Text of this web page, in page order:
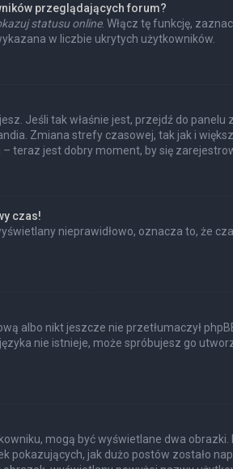
przeglądających forum?
statusu online. Włącz tę funkcję,
w liczbie ukrytych użytkowników.
Jeśli tak właśnie jest, przejdź do
Zmiana strefy czasowej, tak jak i
teraz jest dobry moment, by się
czas!
nieprawidłowo, oznacza to, że
albo nikt jeszcze nie przetłumaczył
nie istnieje, może spróbujesz go
mogą być wyświetlane dwa
jak dużo postów zostało